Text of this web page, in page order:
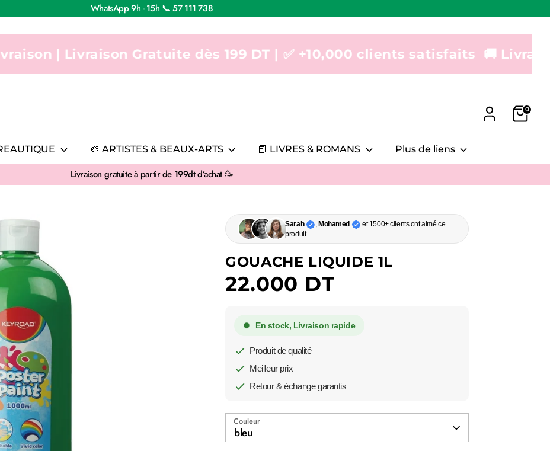
WhatsApp 9h - 15h 📞 57 111 738
Gratuite dès 199 DT | ✅ +10,000 clients satisfaits 🚚 Livraison 24-
0
🎨 ARTISTES & BEAUX-ARTS 📕 LIVRES & ROMANS Plus de liens
Livraison gratuite à partir de 199dt d’achat 🥳
Sarah Mohamed
et 1500+ clients ont aimé ce
produit
GOUACHE LIQUIDE 1L
22.000 DT
En stock, Livraison rapide
Produit de qualité
Meilleur prix
Retour & échange garantis
Couleur
bleu